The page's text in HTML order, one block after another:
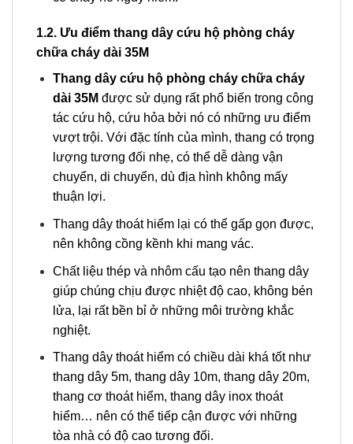
1.2. Ưu điểm thang dây cứu hộ phòng cháy
chữa cháy dài 35M
Thang dây cứu hộ phòng cháy chữa cháy
dài 35M được sử dụng rất phổ biến trong công
tác cứu hộ, cứu hỏa bởi nó có những ưu điểm
vượt trội. Với đặc tính của mình, thang có trọng
lượng tương đối nhẹ, có thể dễ dàng vận
chuyển, di chuyển, dù địa hình không mấy
thuận lợi.
Thang dây thoát hiểm lại có thể gấp gọn được,
nên không cồng kềnh khi mang vác.
Chất liệu thép và nhôm cấu tạo nên thang dây
giúp chúng chịu được nhiệt độ cao, không bén
lửa, lại rất bền bỉ ở những môi trường khắc
nghiệt.
Thang dây thoát hiểm có chiều dài khá tốt như
thang dây 5m, thang dây 10m, thang dây 20m,
thang cơ thoát hiểm, thang dây inox thoát
hiểm… nên có thể tiếp cận được với những
tòa nhà có độ cao tương đối.